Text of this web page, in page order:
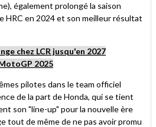
également prolongé la saison
HRC en 2024 et son meilleur résultat
chez LCR jusqu'en 2027
2025
pilotes dans le team officiel
de la part de Honda, qui se tient
son "line-up" pour la nouvelle ère
tout de même de ne pas avoir promu